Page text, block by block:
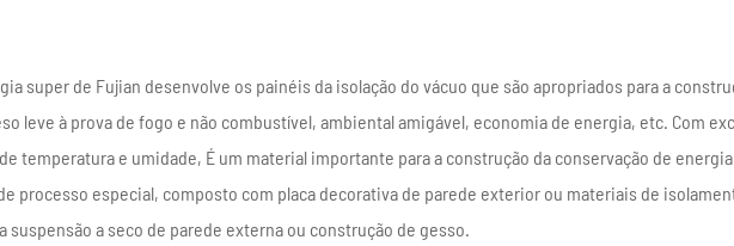
super de Fujian desenvolve os painéis da isolação do vácuo que são apropriados para a
leve à prova de fogo e não combustível, ambiental amigável, economia de energia, etc. Com
temperatura e umidade, É um material importante para a construção da conservação de
processo especial, composto com placa decorativa de parede exterior ou materiais de
suspensão a seco de parede externa ou construção de gesso.